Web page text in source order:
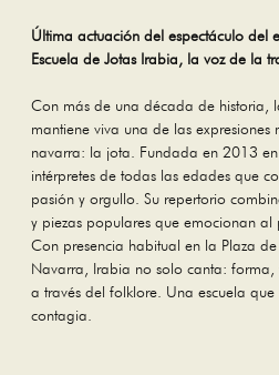
Última actuación del espectáculo del
Escuela de Jotas Irabia, la voz de la
Con más de una década de historia,
mantiene viva una de las expresiones
navarra: la jota. Fundada en 2013
intérpretes de todas las edades que
pasión y orgullo. Su repertorio
y piezas populares que emocionan al
Con presencia habitual en la Plaza
Navarra, Irabia no solo canta: forma,
a través del folklore. Una escuela
contagia.